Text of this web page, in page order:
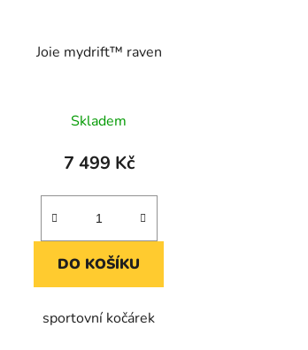
Joie mydrift™ raven
Skladem
7 499 Kč
DO KOŠÍKU
sportovní kočárek